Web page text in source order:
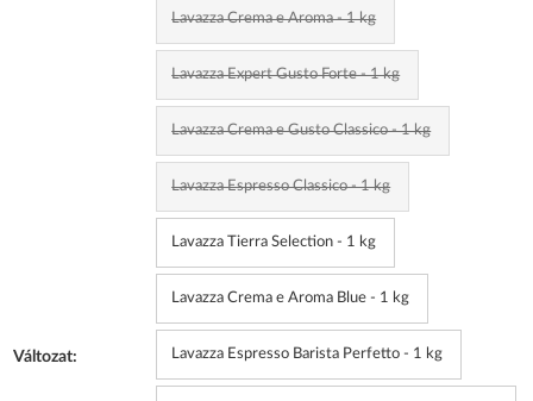
Változat:
Lavazza Crema e Aroma - 1 kg
Lavazza Expert Gusto Forte - 1 kg
Lavazza Crema e Gusto Classico - 1 kg
Lavazza Espresso Classico - 1 kg
Lavazza Tierra Selection - 1 kg
Lavazza Crema e Aroma Blue - 1 kg
Lavazza Espresso Barista Perfetto - 1 kg